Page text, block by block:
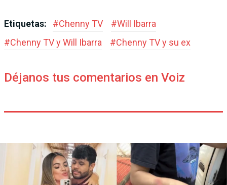
Etiquetas: #Chenny TV #Will Ibarra
#Chenny TV y Will Ibarra #Chenny TV y su ex
Déjanos tus comentarios en Voiz